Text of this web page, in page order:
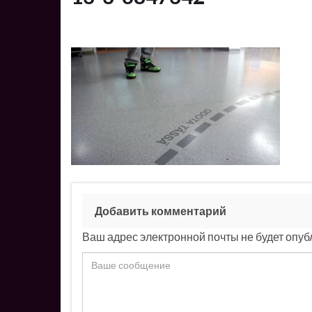
Добавить комментарий
Ваш адрес электронной почты не будет